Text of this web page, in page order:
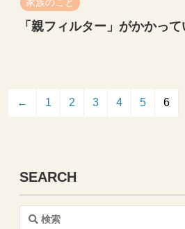
「親フィルター」がかかっ
← 1 2 3 4 5 6
SEARCH